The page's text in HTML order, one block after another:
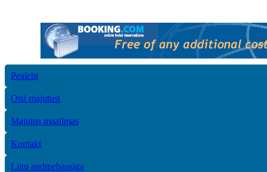
Pealeht
Otsi majutust
Majutus maailmas
Kontakt
Liitu andmebaasiga